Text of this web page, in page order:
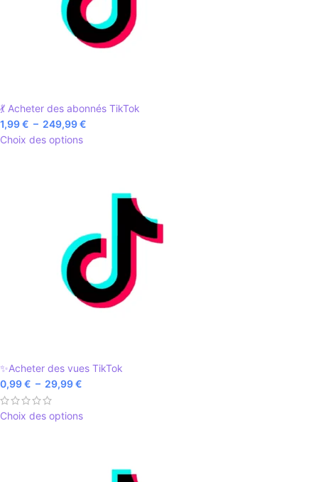
💃 Acheter des abonnés TikTok
1,99€ – 249,99€
Choix des options
✨Acheter des vues TikTok
0,99€ – 29,99€
Choix des options